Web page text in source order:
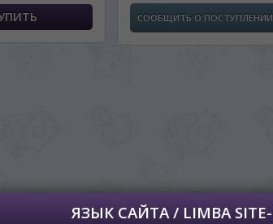
СООБЩИТЬ О ПОСТУПЛЕНИИ
сайта, то это можно всегда сделать в
углу страницы.
ului, puteți oricând să faceți asta în colțul din